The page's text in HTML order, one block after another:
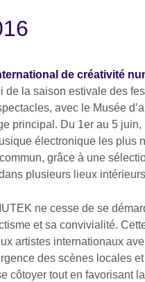
de créativité
de la saison estivale des
avec le Musée
principal. Du 1er au 5
électronique les plus
grâce à une
plusieurs lieux
ne cesse de se
et sa convivialité.
artistes internationaux
des scènes locales
côtoyer tout en favorisant